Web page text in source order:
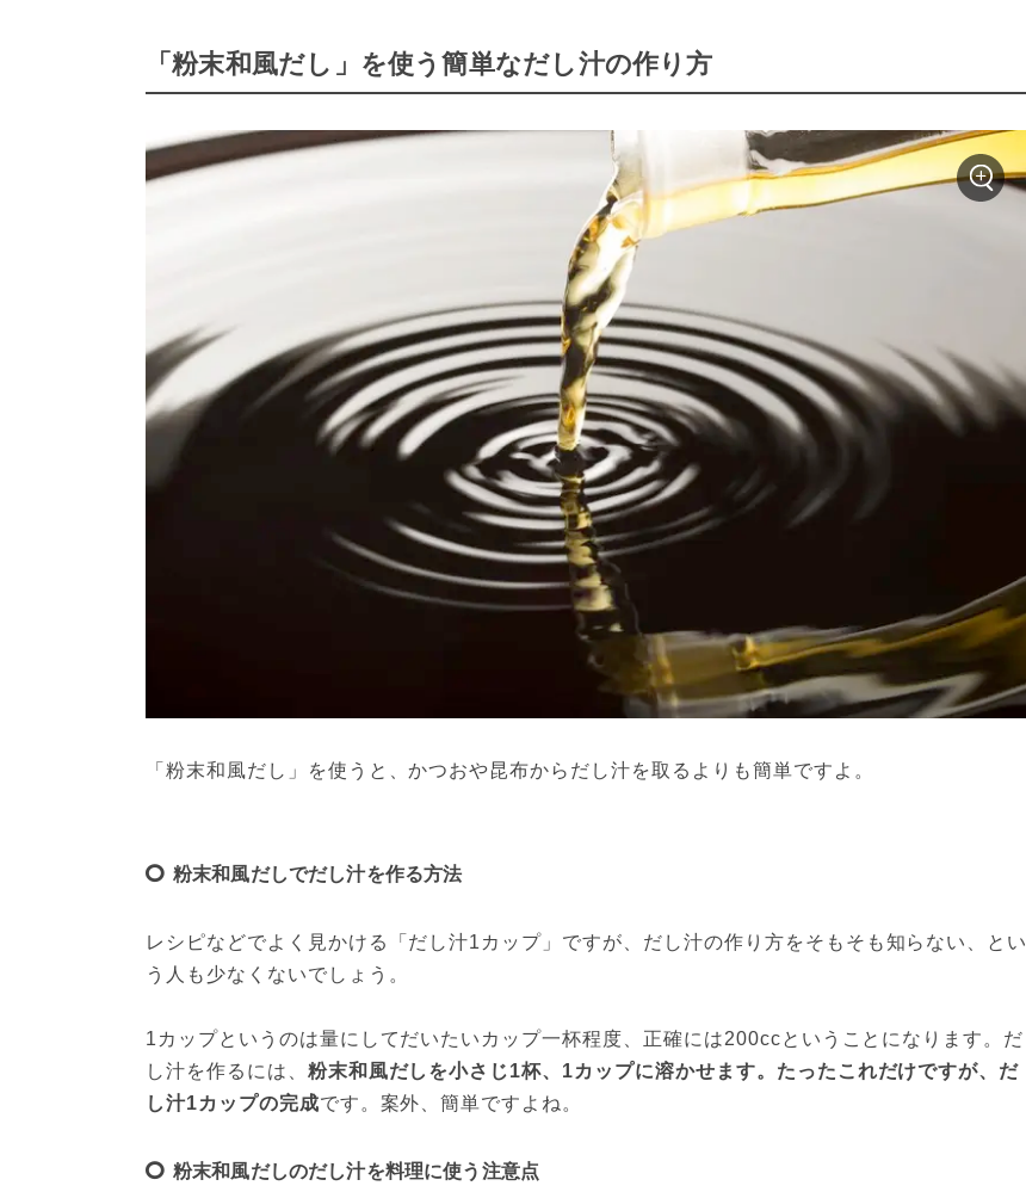
「粉末和風だし」を使う簡単なだし汁の作り方
「粉末和風だし」を使うと、かつおや昆布からだし汁を取るよりも簡単ですよ。
粉末和風だしでだし汁を作る方法
レシピなどでよく見かける「だし汁1カップ」ですが、だし汁の作り方をそもそも知らない、とい
う人も少なくないでしょう。
1カップというのは量にしてだいたいカップ一杯程度、正確には200ccということになります。だ
し汁を作るには、 粉末和風だしを小さじ1杯、1カップに溶かせます。たったこれだけですが、だ
し汁1カップの完成です。案外、簡単ですよね。
粉末和風だしのだし汁を料理に使う注意点